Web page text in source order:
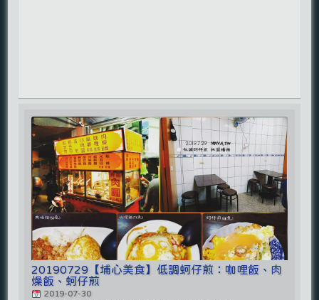
20190729【埔心美食】低調蚵仔煎：咖哩飯、肉
燥飯、蚵仔煎
2019-07-30